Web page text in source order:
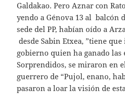
Galdakao. Pero Aznar con
yendo a Génova 13 al balcón
sede del PP, habían oído a
desde Sabin Etxea, ”tiene
gobierno quien ha ganado las
Sorprendidos, se miraron en
guerrero de “Pujol, enano,
pasaron a loar la visión de